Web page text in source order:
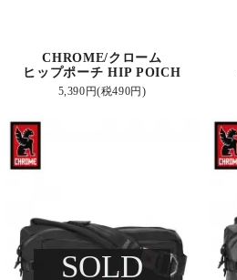
CHROME/クローム
ヒップポーチ HIP POICH
5,390円(税490円)
SOLD